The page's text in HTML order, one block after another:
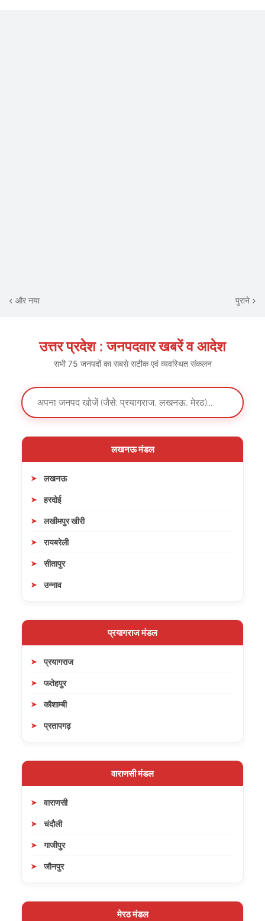
और नया पुराने
उत्तर प्रदेश : जनपदवार खबरें व आदेश
सभी 75 जनपदों का सबसे सटीक एवं व्यवस्थित संकलन
लखनऊ मंडल
लखनऊ
हरदोई
लखीमपुर खीरी
रायबरेली
सीतापुर
उन्नाव
प्रयागराज मंडल
प्रयागराज
फतेहपुर
कौशाम्बी
प्रतापगढ़
वाराणसी मंडल
वाराणसी
चंदौली
गाजीपुर
जौनपुर
मेरठ मंडल